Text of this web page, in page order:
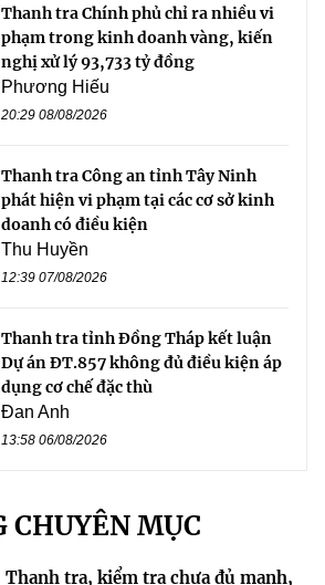
Thanh tra Chính phủ chỉ ra nhiều vi
phạm trong kinh doanh vàng, kiến
nghị xử lý 93,733 tỷ đồng
Phương Hiếu
20:29 08/08/2026
Thanh tra Công an tỉnh Tây Ninh
phát hiện vi phạm tại các cơ sở kinh
doanh có điều kiện
Thu Huyền
12:39 07/08/2026
Thanh tra tỉnh Đồng Tháp kết luận
Dự án ĐT.857 không đủ điều kiện áp
dụng cơ chế đặc thù
Đan Anh
13:58 06/08/2026
CHUYÊN MỤC
Thanh tra, kiểm tra chưa đủ mạnh,